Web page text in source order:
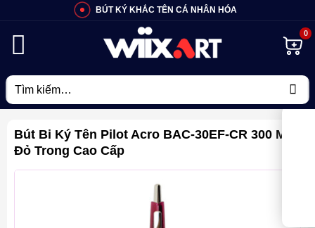
BÚT KÝ KHẮC TÊN CÁ NHÂN HÓA
Tìm
kiếm:
Bút Bi Ký Tên Pilot Acro BAC-30EF-CR 300 Màu
Đỏ Trong Cao Cấp